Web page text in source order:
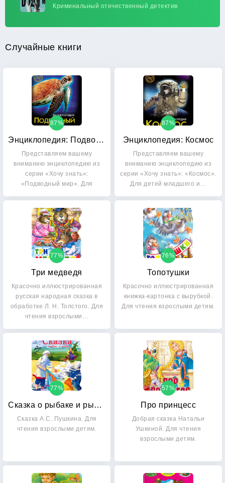
Криминальный отечественный детектив
Случайные книги
Энциклопедия: Подводный мир
87%
Представляем вашему
вниманию энциклопедию из
серии «Хочу знать»:
«Подводный мир». Для
Энциклопедия: Космос
87%
Представляем вашему
вниманию энциклопедию из
серии «Хочу знать»: «Космос».
Для детей младшего и…
Три медведя
77%
Красочно иллюстрированная
русская народная сказка в
обработке Л. Н. Толстого. Для
чтения взрослыми…
Топотушки
76%
Красочно иллюстрированная
книжка-картонка с вырубкой.
Для чтения взрослыми детям.
Сказка о рыбаке и рыбке
77%
Сказка А.С. Пушкина. Для
чтения взрослыми детям.
Про принцесс
57%
Добрая сказка Натальи
Ушкиной. Для чтения
взрослыми детям.